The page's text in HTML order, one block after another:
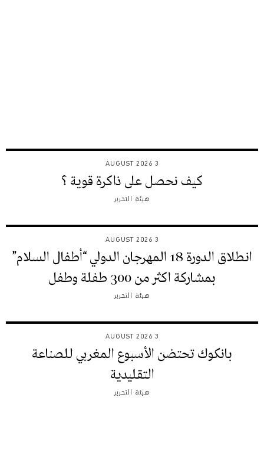
3 AUGUST 2026
كيف نحصل على ذاكرة قوية ؟
هيئة التحرير
3 AUGUST 2026
انطلاق الدورة 18 المهرجان الدولي “أطفال السلام”
بمشاركة اكثر من 300 طفلة وطفل
هيئة التحرير
3 AUGUST 2026
بانكوك تحتضن الأسبوع المغربي للصناعة
التقليدية
هيئة التحرير